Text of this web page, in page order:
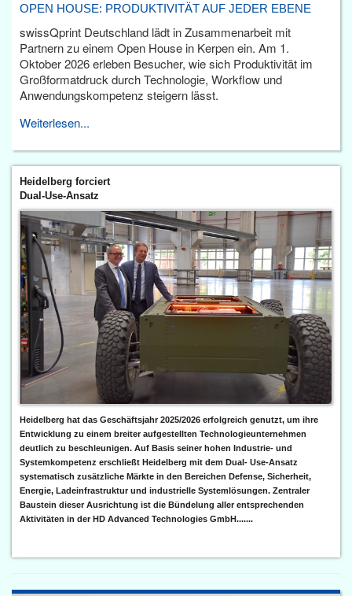
OPEN HOUSE: PRODUKTIVITÄT AUF JEDER EBENE
swissQprint Deutschland lädt in Zusammenarbeit mit
Partnern zu einem Open House in Kerpen ein. Am 1.
Oktober 2026 erleben Besucher, wie sich Produktivität im
Großformatdruck durch Technologie, Workflow und
Anwendungskompetenz steigern lässt.
Weiterlesen...
Heidelberg forciert
Dual-Use-Ansatz
Heidelberg hat das Geschäftsjahr 2025/2026 erfolgreich genutzt, um ihre
Entwicklung zu einem breiter aufgestellten Technologieunternehmen
deutlich zu beschleunigen. Auf Basis seiner hohen Industrie- und
Systemkompetenz erschließt Heidelberg mit dem Dual- Use-Ansatz
systematisch zusätzliche Märkte in den Bereichen Defense, Sicherheit,
Energie, Ladeinfrastruktur und industrielle Systemlösungen. Zentraler
Baustein dieser Ausrichtung ist die Bündelung aller entsprechenden
Aktivitäten in der HD Advanced Technologies GmbH.......